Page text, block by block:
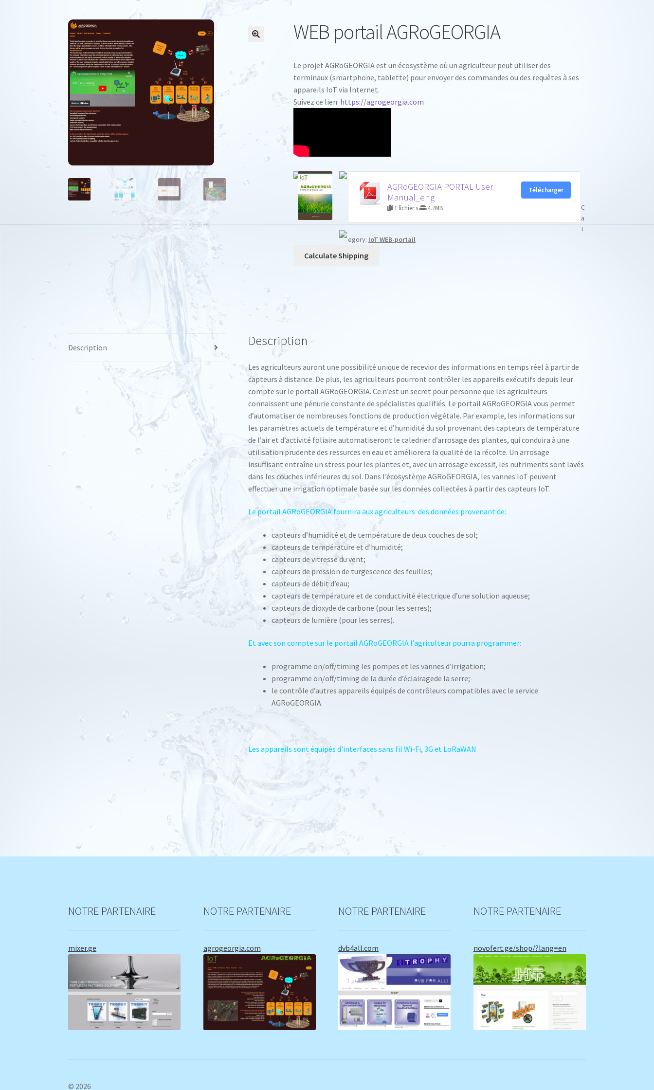
WEB portail AGRoGEORGIA
Le projet AGRoGEORGIA est un écosystème où un agriculteur peut utiliser des
terminaux (smartphone, tablette) pour envoyer des commandes ou des requêtes à ses
appareils IoT via Internet.
Suivez ce lien: https://agrogeorgia.com
AGRoGEORGIA PORTAL User
Manual_eng
1 fichier·s 4.7MB
Télécharger
C
a
t
egory: IoT WEB-portail
Calculate Shipping
Description Description
Les agriculteurs auront une possibilité unique de recevior des informations en temps réel à partir de
capteurs à distance. De plus, les agriculteurs pourront contrôler les appareils exécutifs depuis leur
compte sur le portail AGRoGEORGIA. Ce n’est un secret pour personne que les agriculteurs
connaissent une pénurie constante de spécialistes qualifiés. Le portail AGRoGEORGIA vous permet
d’automatiser de nombreuses fonctions de production végétale. Par example, les informations sur
les paramètres actuels de température et d’humidité du sol provenant des capteurs de température
de l’air et d’activité foliaire automatiseront le caledrier d’arrosage des plantes, qui conduira à une
utilisation prudente des ressurces en eau et améliorera la qualité de la récolte. Un arrosage
insuffisant entraîne un stress pour les plantes et, avec un arrosage excessif, les nutriments sont lavés
dans les couches inférieures du sol. Dans l’écosystème AGRoGEORGIA, les vannes IoT peuvent
effectuer une irrigation optimale basée sur les données collectées à partir des capteurs IoT.
Le portail AGRoGEORGIA fournira aux agriculteurs des données provenant de:
capteurs d’humidité et de température de deux couches de sol;
capteurs de température et d’humidité;
capteurs de vitresse du vent;
capteurs de pression de turgescence des feuilles;
capteurs de débit d’eau;
capteurs de température et de conductivité électrique d’une solution aqueuse;
capteurs de dioxyde de carbone (pour les serres);
capteurs de lumière (pour les serres).
Et avec son compte sur le portail AGRoGEORGIA l’agriculteur pourra programmer:
programme on/off/timing les pompes et les vannes d’irrigation;
programme on/off/timing de la durée d’éclairagede la serre;
le contrôle d’autres appareils équipés de contrôleurs compatibles avec le service
AGRoGEORGIA.
Les appareils sont équipés d’interfaces sans fil Wi-Fi, 3G et LoRaWAN
NOTRE PARTENAIRE
mixer.ge
NOTRE PARTENAIRE
agrogeorgia.com
NOTRE PARTENAIRE
dvb4all.com
NOTRE PARTENAIRE
novofert.ge/shop/?lang=en
© 2026